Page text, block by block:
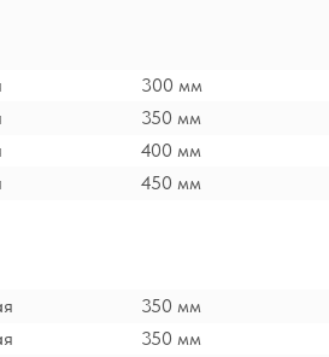
300 мм
350 мм
400 мм
450 мм
350 мм
350 мм